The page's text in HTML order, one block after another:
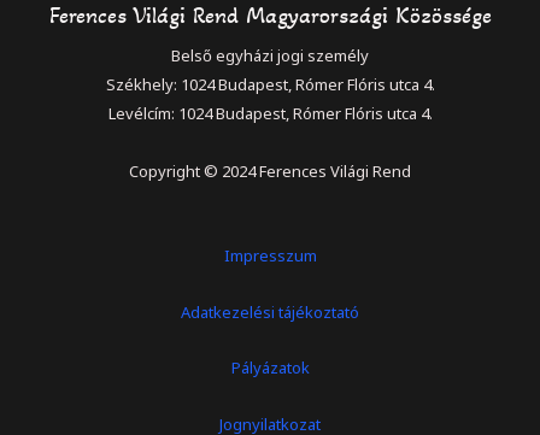
Ferences Világi Rend Magyarországi Közössége
Belső egyházi jogi személy
Székhely: 1024 Budapest, Rómer Flóris utca 4.
Levélcím: 1024 Budapest, Rómer Flóris utca 4.
Copyright © 2024 Ferences Világi Rend
Impresszum
Adatkezelési tájékoztató
Pályázatok
Jognyilatkozat